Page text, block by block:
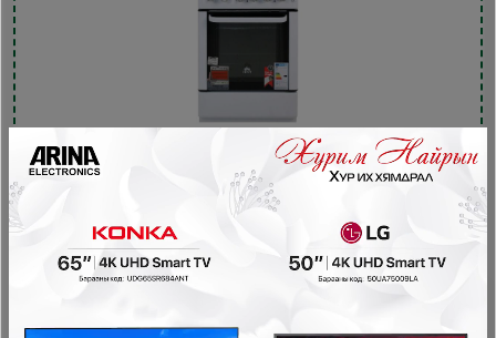
KENT 50х60x85см керамик плитка VG5055XXVW
Керамик плитка , Цахилгаан зуух
949,900₮